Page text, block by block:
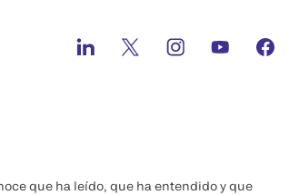
que ha leído, que ha entendido y que